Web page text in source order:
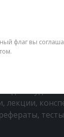
лекции,
рефераты, тесты
флаг вы